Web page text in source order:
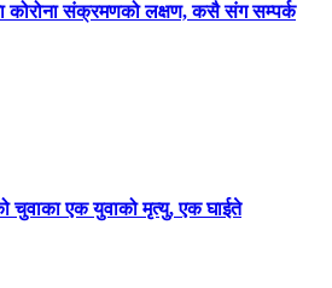
कोरोना संक्रमणको लक्षण, कसै संग सम्पर्क
चुवाका एक युवाको मृत्यु, एक घाईते